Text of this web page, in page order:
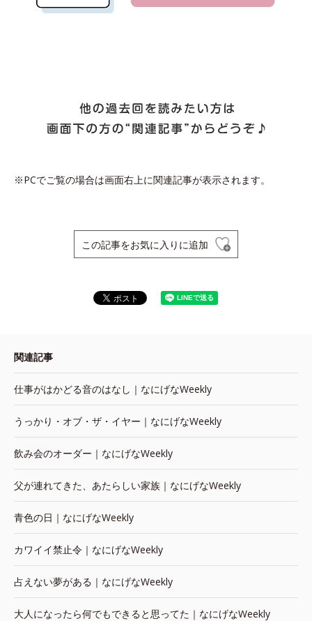
※PCでご覧の場合は画面右上に関連記事が表示されます。
この記事をお気に入りに追加
関連記事
仕事がはかどる音のはなし｜なにげなWeekly
うっかり・オブ・ザ・イヤー｜なにげなWeekly
飲み会のオーダー｜なにげなWeekly
父が連れてきた、あたらしい家族｜なにげなWeekly
青色の日｜なにげなWeekly
カワイイ禁止令｜なにげなWeekly
占えない夢がある｜なにげなWeekly
大人になったら何でもできると思ってた｜なにげなWeekly